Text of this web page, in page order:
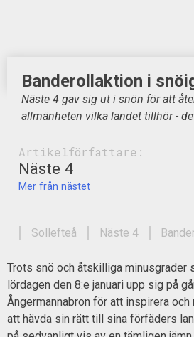
Banderollaktion i
Näste 4 gav sig ut i snön för att
allmänheten vilka landet tillhör -
Artikelförfattare:
Näste 4
Mer från nästet
Näste 4
Sollefteå
Trots snö och åtskilliga minusgrader
lördagen den 8:e januari upp sig på
Ångermannabron för att inspirera
att hävda sin rätt till sina förfäders